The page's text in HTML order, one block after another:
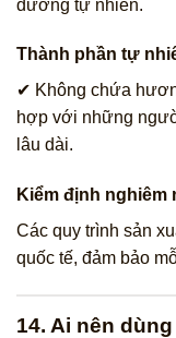
dưỡng tự nhiên.
Thành phần tự
✔ Không chứa
hợp với những
lâu dài.
Kiểm định
Các quy trình sản
quốc tế, đảm bảo
14. Ai nên